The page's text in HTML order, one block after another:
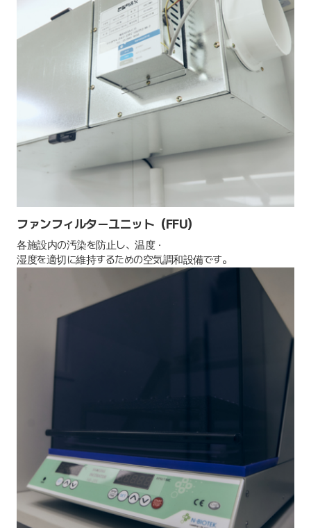
ファンフィルターユニット（FFU）
各施設内の汚染を防止し、温度・
湿度を適切に維持するための空気調和設備です。